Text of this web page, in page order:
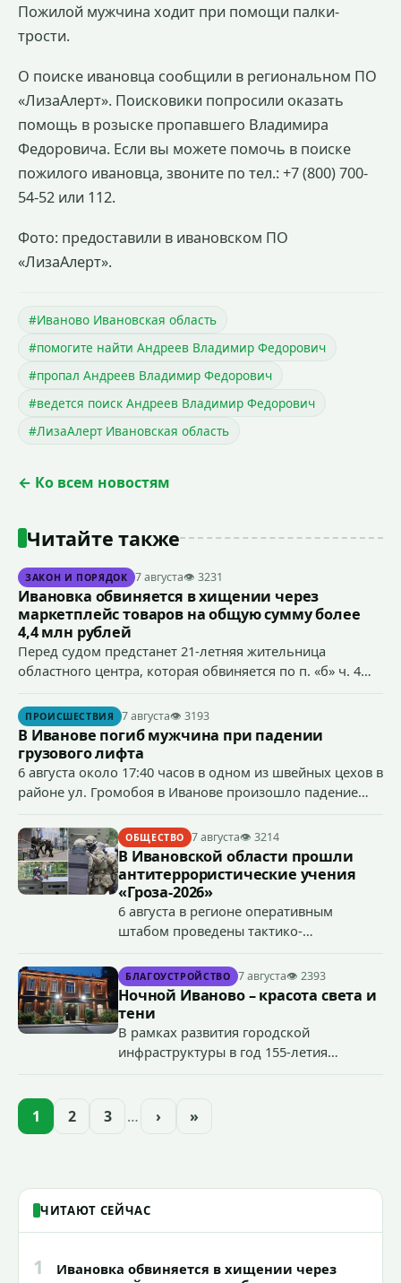
Пожилой мужчина ходит при помощи палки-
трости.
О поиске ивановца сообщили в региональном ПО
«ЛизаАлерт». Поисковики попросили оказать
помощь в розыске пропавшего Владимира
Федоровича. Если вы можете помочь в поиске
пожилого ивановца, звоните по тел.: +7 (800) 700-
54-52 или 112.
Фото: предоставили в ивановском ПО
«ЛизаАлерт».
#Иваново Ивановская область
#помогите найти Андреев Владимир Федорович
#пропал Андреев Владимир Федорович
#ведется поиск Андреев Владимир Федорович
#ЛизаАлерт Ивановская область
← Ко всем новостям
Читайте также
ЗАКОН И ПОРЯДОК 7 августа👁 3231
Ивановка обвиняется в хищении через
маркетплейс товаров на общую сумму более
4,4 млн рублей
Перед судом предстанет 21-летняя жительница
областного центра, которая обвиняется по п. «б» ч. 4
сумму более 4,4 млн рублей через маркетплейс.
ПРОИСШЕСТВИЯ 7 августа👁 3193
В Иванове погиб мужчина при падении
грузового лифта
6 августа около 17:40 часов в одном из швейных цехов в
районе ул. Громобоя в Иванове произошло падение
ОБЩЕСТВО 7 августа👁 3214
В Ивановской области прошли
антитеррористические учения
«Гроза-2026»
6 августа в регионе оперативным
штабом проведены тактико-
террористического акта на объекте
органов государственной власти.
«Гроза-2026».
БЛАГОУСТРОЙСТВО 7 августа👁 2393
Ночной Иваново – красота света и
тени
В рамках развития городской
инфраструктуры в год 155-летия
проекта подсветки исторических
1 2 3 … › »
ЧИТАЮТ СЕЙЧАС
1
Ивановка обвиняется в хищении через